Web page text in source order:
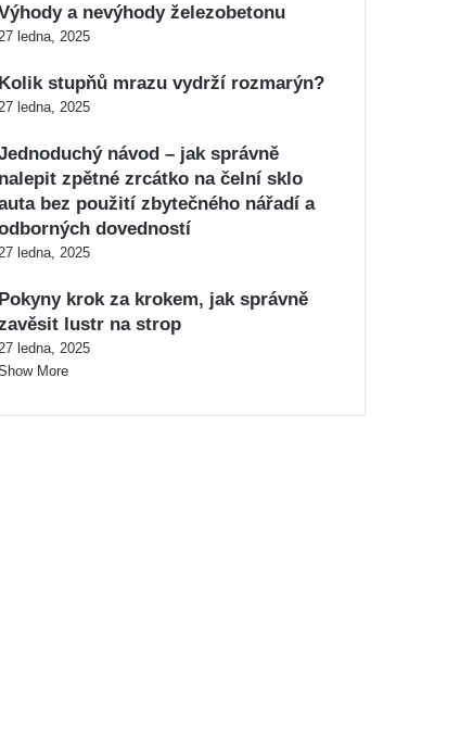
a nevýhody železobetonu
ledna, 2025
Kolik stupňů mrazu vydrží rozmarýn?
ledna, 2025
návod – jak správně
nalepit zpětné zrcátko na čelní sklo
bez použití zbytečného nářadí a
dovedností
ledna, 2025
Pokyny krok za krokem, jak správně
lustr na strop
ledna, 2025
More